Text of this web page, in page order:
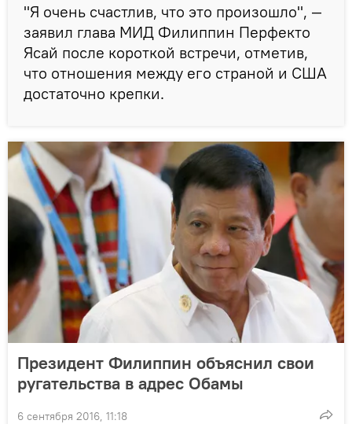
"Я очень счастлив, что это произошло", —
заявил глава МИД Филиппин Перфекто
Ясай после короткой встречи, отметив,
что отношения между его страной и США
достаточно крепки.
Президент Филиппин объяснил свои
ругательства в адрес Обамы
6 сентября 2016, 11:18